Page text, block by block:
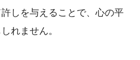
しを与えることで、心の平
れません。